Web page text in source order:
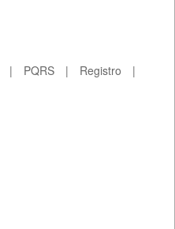
| PQRS | Registro
|